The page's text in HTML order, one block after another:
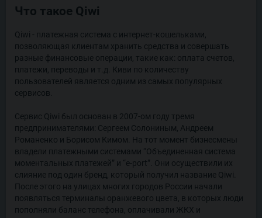
Что такое Qiwi
Qiwi - платежная система с интернет-кошельками,
позволяющая клиентам хранить средства и совершать
разные финансовые операции, такие как: оплата счетов,
платежи, переводы и т.д. Киви по количеству
пользователей является одним из самых популярных
сервисов.
Сервис Qiwi был основан в 2007-ом году тремя
предпринимателями: Сергеем Солониным, Андреем
Романенко и Борисом Кимом. На тот момент бизнесмены
владели платежными системами “Объединенная система
моментальных платежей” и “e-port”. Они осуществили их
слияние под один бренд, который получил название Qiwi.
После этого на улицах многих городов России начали
появляться терминалы оранжевого цвета, в которых люди
пополняли баланс телефона, оплачивали ЖКХ и